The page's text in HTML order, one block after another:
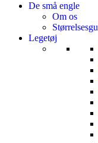
De små engle
Om os
Legetøj